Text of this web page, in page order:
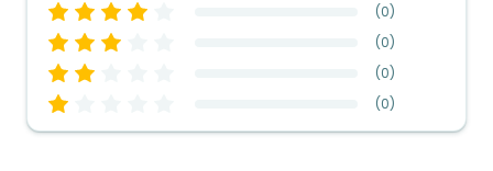
(0)
(0)
(0)
(0)